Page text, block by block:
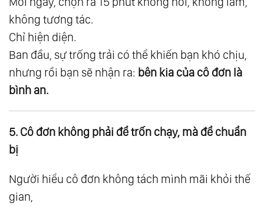
Ngoại Cảnh
111. Suy Ngẫm 12: Chưa Tu Chấp Kiểu Đời, Tu
Rồi Chấp Kiểu Đạo
Suy Ngẫm 13: Quy Luật Cân Bằng
113.Suy Ngẫm 14: Giàu Có Là Khi Tâm Biết Đủ
Gì Là Không Thể Nói
117. Suy Ngẫm 18: Hành Trình Chữa Lành
118.
không tương tác.
Chỉ hiện diện.
Ban đầu, sự trống trải có thể khiến bạn khó chịu,
nhưng rồi bạn sẽ nhận ra: bên kia của cô đơn là
bình an.
5. Cô đơn không phải để trốn chạy, mà để chuẩn
bị
Người hiểu cô đơn không tách mình mãi khỏi thế
gian,